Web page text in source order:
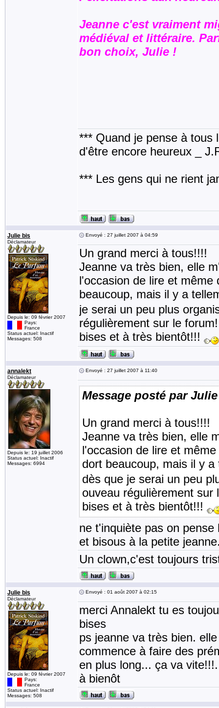
Jeanne c'est vraiment
médiéval et littéraire.
bon choix, Julie !
*** Quand je pense à tous
d'être encore heureux _
*** Les gens qui ne rient
Julie bis
Déclamateur
Depuis le: 09 février 2007
Pays:
France
Status actuel: Inactif
Messages: 508
Envoyé : 27 juillet 2007 à 04:59
Un grand merci à tous!!!!
Jeanne va très bien, elle
l'occasion de lire et
beaucoup, mais il y a
je serai un peu plus
régulièrement sur le
bises et à très bientôt!!!
annalekt
Déclamateur
Depuis le: 19 juillet 2006
Status actuel: Inactif
Messages: 6994
Envoyé : 27 juillet 2007 à 11:40
Message posté par
Un grand merci à tous!!!!
Jeanne va très bien, elle
l'occasion de lire et
dort beaucoup, mais il y
dès que je serai un peu
ouveau régulièrement sur
bises et à très bientôt!!!
ne t'inquiète pas on
et bisous à la petite
Un clown,c'est toujours
Julie bis
Déclamateur
Depuis le: 09 février 2007
Pays:
France
Status actuel: Inactif
Messages: 508
Envoyé : 01 août 2007 à 02:15
merci Annalekt tu es
bises
ps jeanne va très bien.
commence à faire des
en plus long... ça va
à bienôt